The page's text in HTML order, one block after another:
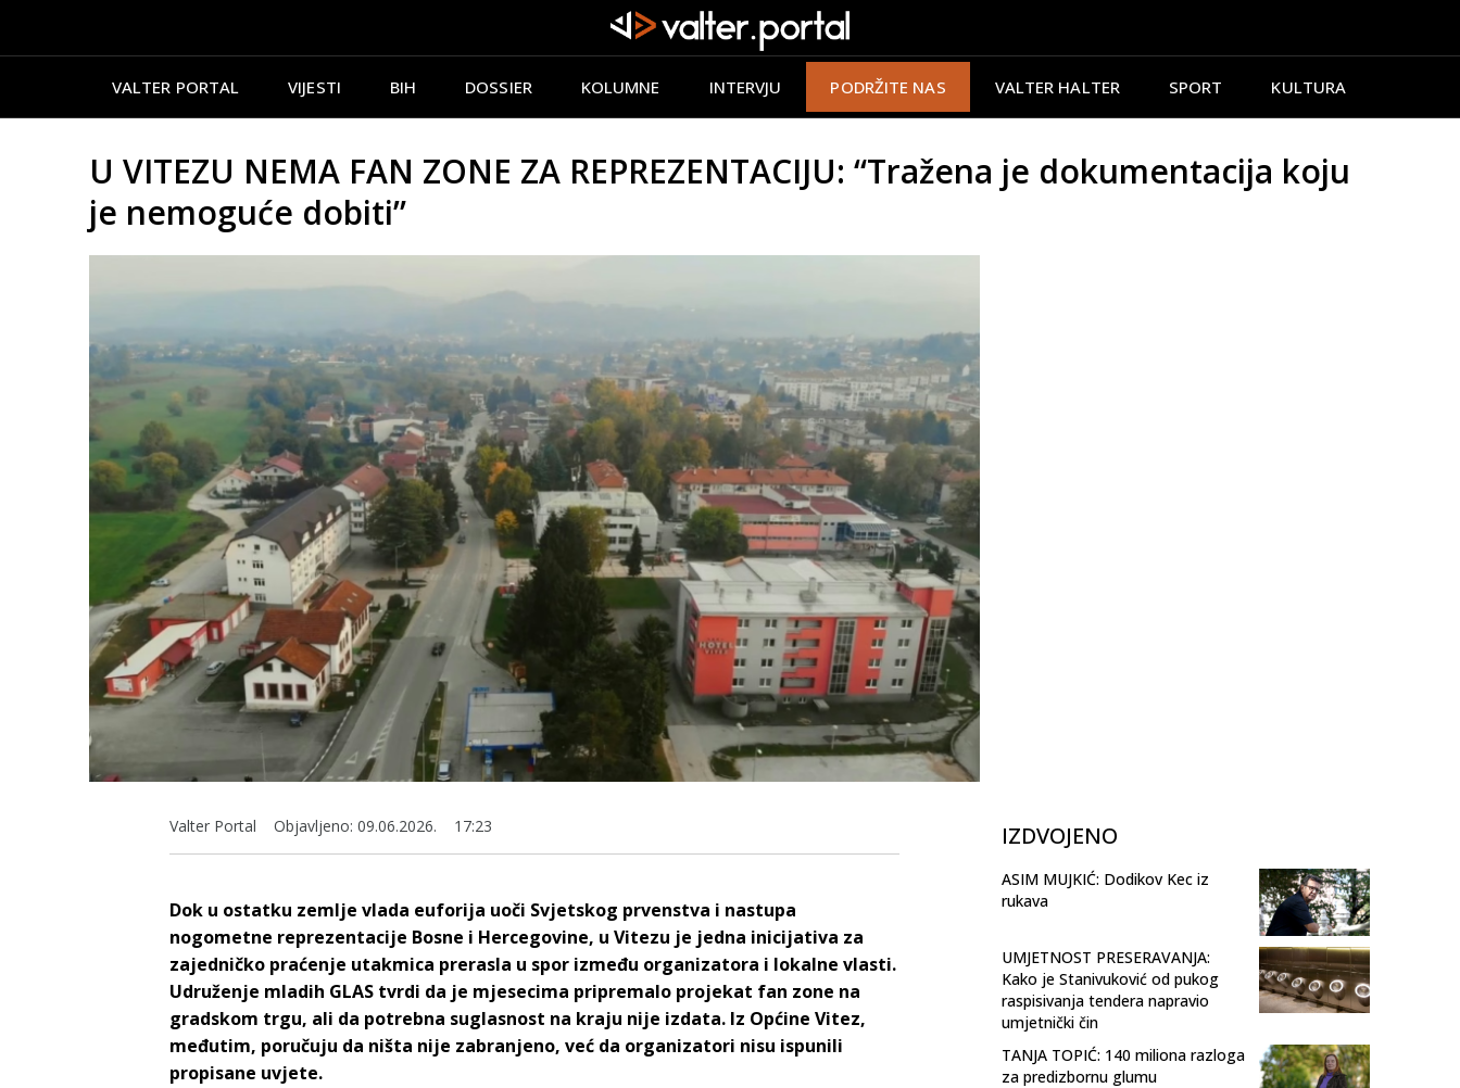
VALTER PORTAL VIJESTI BIH DOSSIER KOLUMNE INTERVJU PODRŽITE NAS VALTER HALTER SPORT KULTURA
U VITEZU NEMA FAN ZONE ZA REPREZENTACIJU: “Tražena je dokumentacija koju
je nemoguće dobiti”
Valter Portal Objavljeno: 09.06.2026. 17:23
Dok u ostatku zemlje vlada euforija uoči Svjetskog prvenstva i nastupa
nogometne reprezentacije Bosne i Hercegovine, u Vitezu je jedna inicijativa za
zajedničko praćenje utakmica prerasla u spor između organizatora i lokalne vlasti.
Udruženje mladih GLAS tvrdi da je mjesecima pripremalo projekat fan zone na
gradskom trgu, ali da potrebna suglasnost na kraju nije izdata. Iz Općine Vitez,
međutim, poručuju da ništa nije zabranjeno, već da organizatori nisu ispunili
propisane uvjete.
IZDVOJENO
ASIM MUJKIĆ: Dodikov Kec iz
rukava
UMJETNOST PRESERAVANJA:
Kako je Stanivuković od pukog
raspisivanja tendera napravio
umjetnički čin
TANJA TOPIĆ: 140 miliona razloga
za predizbornu glumu